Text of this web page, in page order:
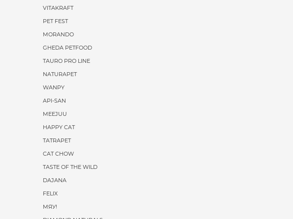
VITAKRAFT
PET FEST
MORANDO
GHEDA PETFOOD
TAURO PRO LINE
NATURAPET
WANPY
API-SAN
MEEJUU
HAPPY CAT
TATRAPET
CAT CHOW
TASTE OF THE WILD
DAJANA
FELIX
МЯУ!